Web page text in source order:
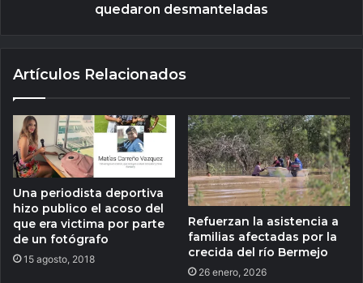
quedaron desmanteladas
Artículos Relacionados
Una periodista deportiva
hizo publico el acoso del
que era victima por parte
de un fotógrafo
15 agosto, 2018
Refuerzan la asistencia a
familias afectadas por la
crecida del río Bermejo
26 enero, 2026